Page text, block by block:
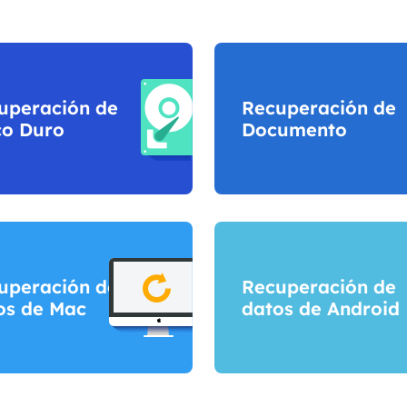
de
Duro
Recuperación de
Documento
de
de Mac
Recuperación de
datos de Android